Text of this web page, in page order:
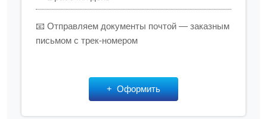
📧 Отправляем документы почтой — заказным
письмом с трек-номером
Оформить